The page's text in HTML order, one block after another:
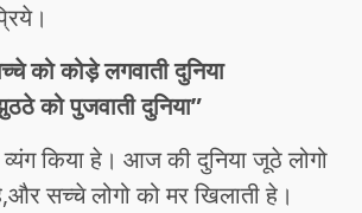
को कोड़े लगवाती दुनिया
को पुजवाती दुनिया”
व्यंग किया हे। आज की दुनिया जूठे लोगो
सच्चे लोगो को मर खिलाती हे।